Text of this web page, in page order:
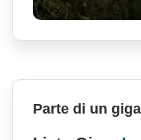
Parte di un